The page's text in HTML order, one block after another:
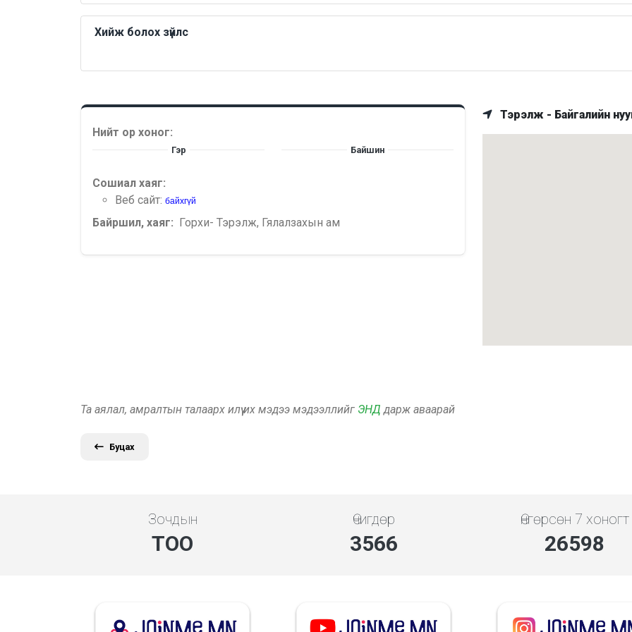
Хийж болох зүйлс
Нийт ор хоног:
Гэр Байшин
Сошиал хаяг:
Веб сайт: байхгүй
Байршил, хаяг: Горхи- Тэрэлж, Гялалзахын ам
Тэрэлж - Байгалийн
Та аялал, амралтын талаарх илүү их мэдээ мэдээллийг ЭНД дарж аваарай
Буцах
Зочдын
ТОО
Өчигдөр
4279
Өнгөрсөн 7 хоногт
31918